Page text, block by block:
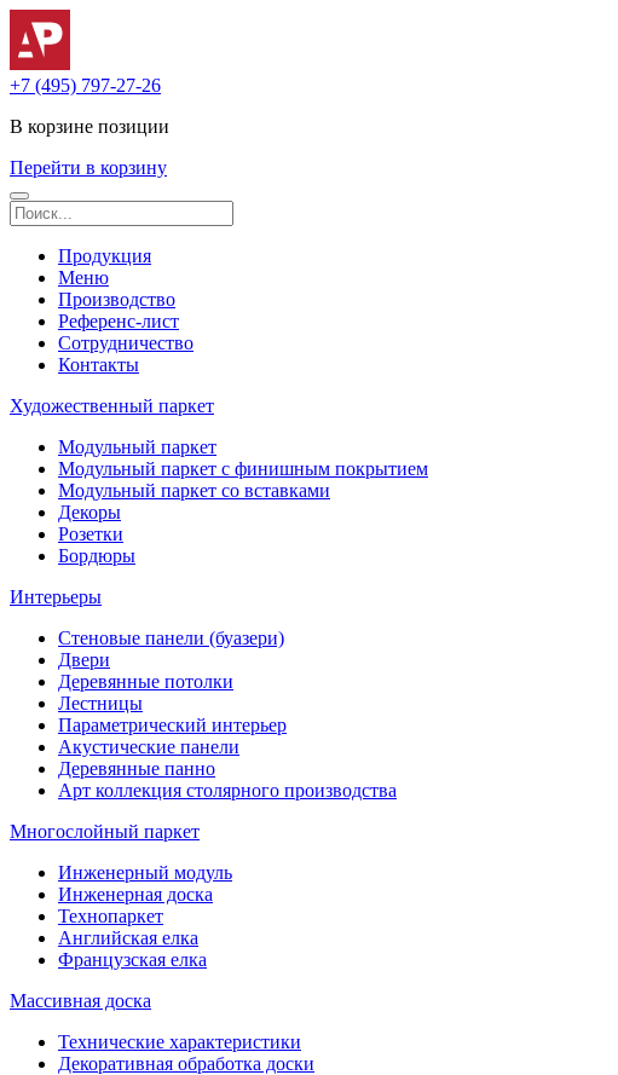
+7 (495) 797-27-26
В корзине позиции
Перейти в корзину
Продукция
Меню
Производство
Референс-лист
Сотрудничество
Контакты
Художественный паркет
Модульный паркет
Модульный паркет с финишным покрытием
Модульный паркет со вставками
Декоры
Розетки
Бордюры
Интерьеры
Стеновые панели (буазери)
Двери
Деревянные потолки
Лестницы
Параметрический интерьер
Акустические панели
Деревянные панно
Арт коллекция столярного производства
Многослойный паркет
Инженерный модуль
Инженерная доска
Технопаркет
Английская елка
Французская елка
Массивная доска
Технические характеристики
Декоративная обработка доски